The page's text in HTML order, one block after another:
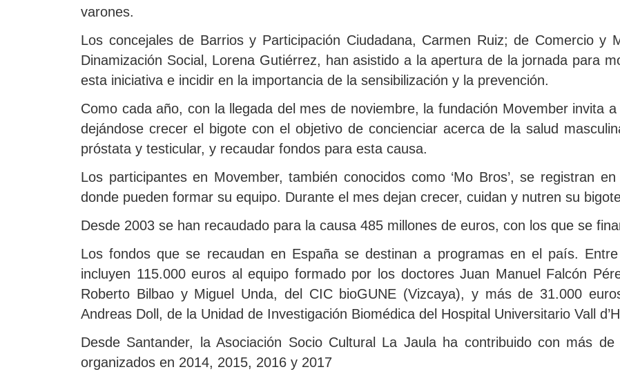
varones.
Los concejales de Barrios y Participación Ciudadana, Carmen Ruiz; de Comercio y
Dinamización Social, Lorena Gutiérrez, han asistido a la apertura de la jornada para
esta iniciativa e incidir en la importancia de la sensibilización y la prevención.
Como cada año, con la llegada del mes de noviembre, la fundación Movember invita
dejándose crecer el bigote con el objetivo de concienciar acerca de la salud
próstata y testicular, y recaudar fondos para esta causa.
Los participantes en Movember, también conocidos como ‘Mo Bros’, se registran
donde pueden formar su equipo. Durante el mes dejan crecer, cuidan y nutren su
Desde 2003 se han recaudado para la causa 485 millones de euros, con los que se
Los fondos que se recaudan en España se destinan a programas en el país.
incluyen 115.000 euros al equipo formado por los doctores Juan Manuel Falcón
Roberto Bilbao y Miguel Unda, del CIC bioGUNE (Vizcaya), y más de 31.000
Andreas Doll, de la Unidad de Investigación Biomédica del Hospital Universitario Vall
Desde Santander, la Asociación Socio Cultural La Jaula ha contribuido con más
organizados en 2014, 2015, 2016 y 2017